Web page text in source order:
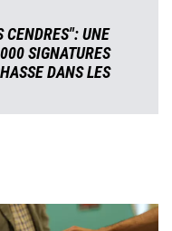
CENDRES": UNE
SIGNATURES
DANS LES